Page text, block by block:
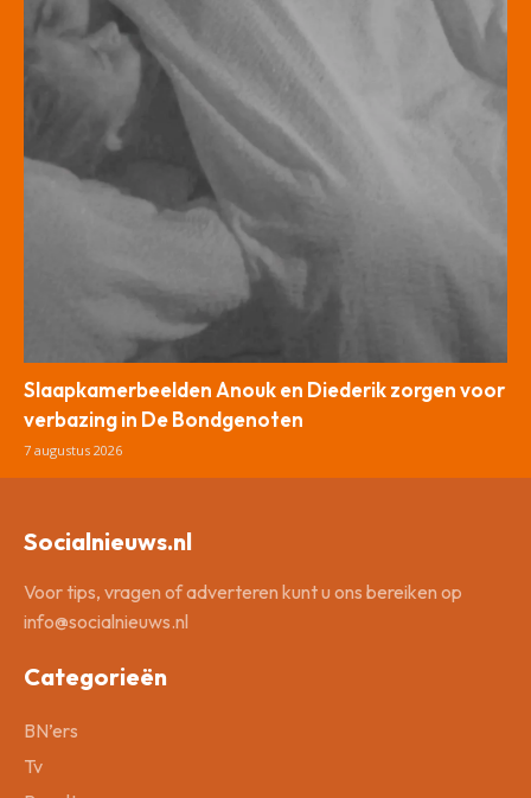
Slaapkamerbeelden Anouk en Diederik zorgen voor
verbazing in De Bondgenoten
7 augustus 2026
Socialnieuws.nl
Voor tips, vragen of adverteren kunt u ons bereiken op
info@socialnieuws.nl
Categorieën
BN’ers
Tv